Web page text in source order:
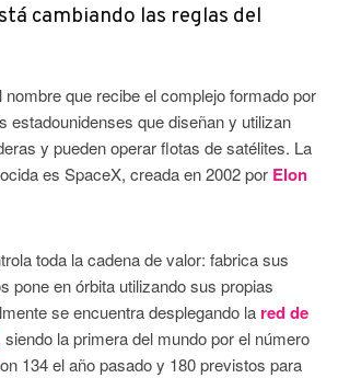
cambiando las reglas del
nombre que recibe el complejo formado por
estadounidenses que diseñan y utilizan
y pueden operar flotas de satélites. La
es SpaceX, creada en 2002 por Elon
toda la cadena de valor: fabrica sus
pone en órbita utilizando sus propias
se encuentra desplegando la red de
siendo la primera del mundo por el número
134 el año pasado y 180 previstos para